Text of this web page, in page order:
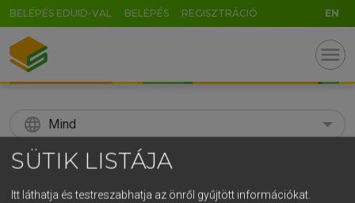
BELÉPÉS EDUID-VAL BELÉPÉS REGISZTRÁCIÓ EN
menu
language Mind
search
KERESÉS
SÜTIK LISTÁJA
Itt láthatja és testreszabhatja az önről gyűjtött információkat.
GR